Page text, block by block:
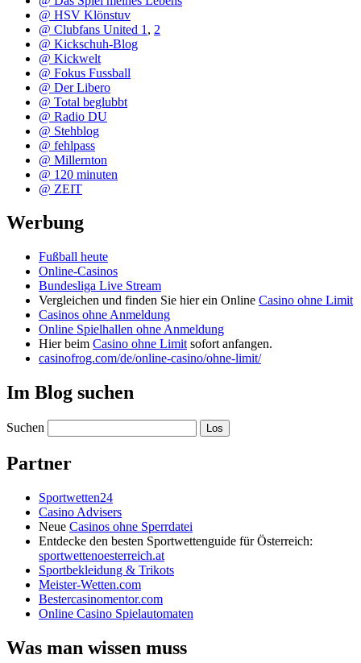
@ HSV Klönstuv
@ Clubfans United 1 , 2
@ Kickschuh-Blog
@ Kickwelt
@ Fokus Fussball
@ Der Libero
@ Total beglubbt
@ Radio DU
@ Stehblog
@ fehlpass
@ Millernton
@ 120 minuten
@ ZEIT
Werbung
Fußball heute
Online-Casinos
Bundesliga Live Stream
Vergleichen und finden Sie hier ein Online Casino ohne Limit
Casinos ohne Anmeldung
Online Spielhallen ohne Anmeldung
Hier beim Casino ohne Limit sofort anfangen.
casinofrog.com/de/online-casino/ohne-limit/
Im Blog suchen
Suchen
Partner
Sportwetten24
Casino Advisers
Neue Casinos ohne Sperrdatei
Entdecke den besten Sportwettenguide für Österreich:
sportwettenoesterreich.at
Sportbekleidung & Trikots
Meister-Wetten.com
Bestercasinomentor.com
Online Casino Spielautomaten
Was man wissen muss